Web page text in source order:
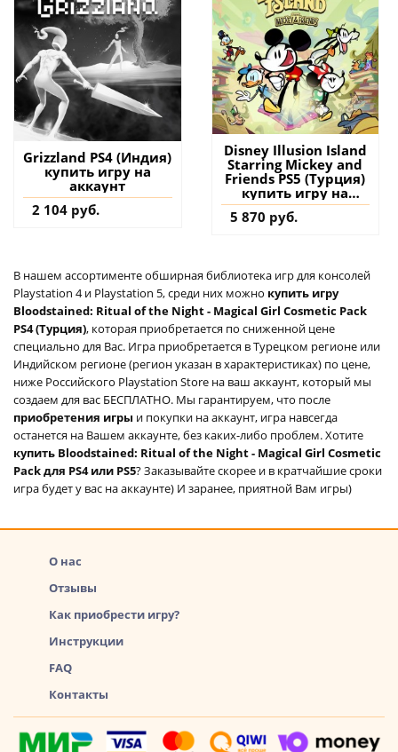
Grizzland PS4 (Индия)
купить игру на
аккаунт
2 104 руб.
Disney Illusion Island
Starring Mickey and
Friends PS5 (Турция)
купить игру на
аккаунт
5 870 руб.
В нашем ассортименте обширная библиотека игр для консолей
Playstation 4 и Playstation 5, среди них можно купить игру
Bloodstained: Ritual of the Night - Magical Girl Cosmetic Pack
PS4 (Турция), которая приобретается по сниженной цене
специально для Вас. Игра приобретается в Турецком регионе или
Индийском регионе (регион указан в характеристиках) по цене,
ниже Российского Playstation Store на ваш аккаунт, который мы
создаем для вас БЕСПЛАТНО. Мы гарантируем, что после
приобретения игры и покупки на аккаунт, игра навсегда
останется на Вашем аккаунте, без каких-либо проблем. Хотите
купить Bloodstained: Ritual of the Night - Magical Girl Cosmetic
Pack для PS4 или PS5? Заказывайте скорее и в кратчайшие сроки
игра будет у вас на аккаунте) И заранее, приятной Вам игры)
О нас
Отзывы
Как приобрести игру?
Инструкции
FAQ
Контакты